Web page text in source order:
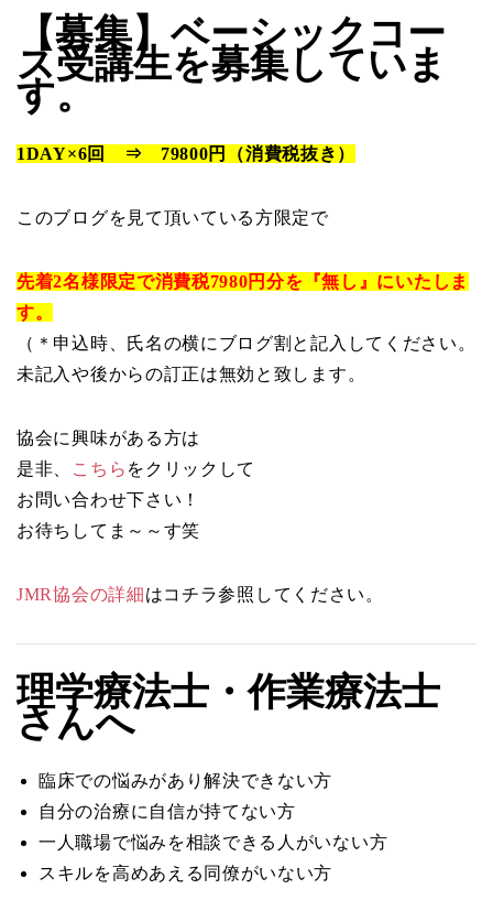
【募集】ベーシックコー
ス受講生を募集していま
す。
1DAY×6回 ⇒ 79800円（消費税抜き）
このブログを見て頂いている方限定で
先着2名様限定で消費税7980円分を『無し』にいたしま
す。
（＊申込時、氏名の横にブログ割と記入してください。
未記入や後からの訂正は無効と致します。
協会に興味がある方は
是非、
こちら をクリックして
お問い合わせ下さい！
お待ちしてま～～す笑
JMR協会の詳細はコチラ参照してください。
理学療法士・作業療法士
さんへ
臨床での悩みがあり解決できない方
自分の治療に自信が持てない方
一人職場で悩みを相談できる人がいない方
スキルを高めあえる同僚がいない方